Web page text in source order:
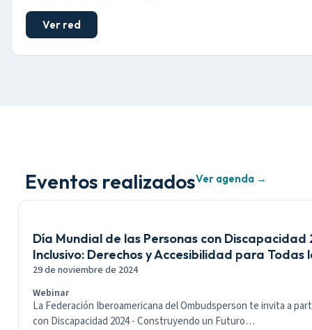
Ver red
Eventos realizadosVer agenda →
Día Mundial de las Personas con
Inclusivo: Derechos y Accesibilidad para Todas
29 de noviembre de 2024
Webinar
La Federación Iberoamericana del Ombudsperson te invita a
con Discapacidad 2024 - Construyendo un Futuro…